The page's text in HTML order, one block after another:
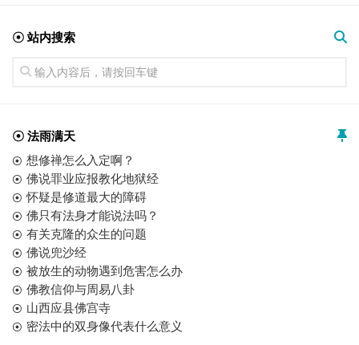
☉ 站内搜索
☉ 法雨满天
想修禅怎么入定啊？
佛说罪业应报教化地狱经
怀疑是修道最大的障碍
佛只有法身才能说法吗？
有关克隆的众生的问题
佛说兜沙经
被放生的动物遇到危害怎么办
佛教信仰与周易八卦
山西应县佛宫寺
密法中的双身像代表什么意义